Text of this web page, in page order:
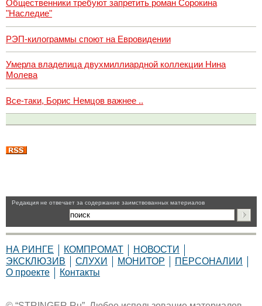
Общественники требуют запретить роман Сорокина
"Наследие"
РЭП-килограммы споют на Евровидении
Умерла владелица двухмиллиардной коллекции Нина
Молева
Все-таки, Борис Немцов важнее ..
Pедакция не отвечает за содержание заимствованных материалов
НА РИНГЕ КОМПРОМАТ
НОВОСТИ
ЭКСКЛЮЗИВ
СЛУХИ МОНИТОР
ПЕРСОНАЛИИ
О проекте
Контакты